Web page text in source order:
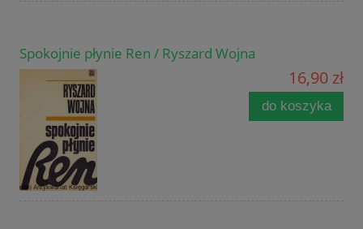
Spokojnie płynie Ren / Ryszard Wojna
16,90 zł
do koszyka